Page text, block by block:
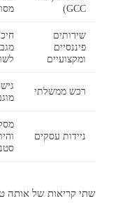
GCC)
שירותים
פיננסיים
ומקצועיים
רכש ממשלתי
ניידות עסקים
שתי קריאות של אותה